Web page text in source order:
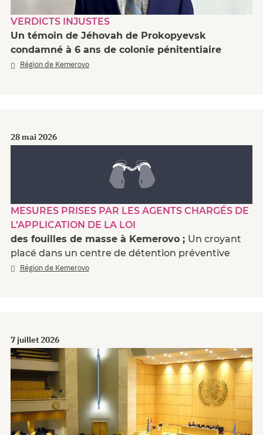
VERDICTS INJUSTES
Un témoin de Jéhovah de Prokopyevsk
condamné à 6 ans de colonie pénitentiaire
Région de Kemerovo
28 mai 2026
MESURES PRISES PAR LES AGENTS CHARGÉS DE
L’APPLICATION DE LA LOI
des fouilles de masse à Kemerovo ; Un croyant
placé dans un centre de détention préventive
Région de Kemerovo
7 juillet 2026